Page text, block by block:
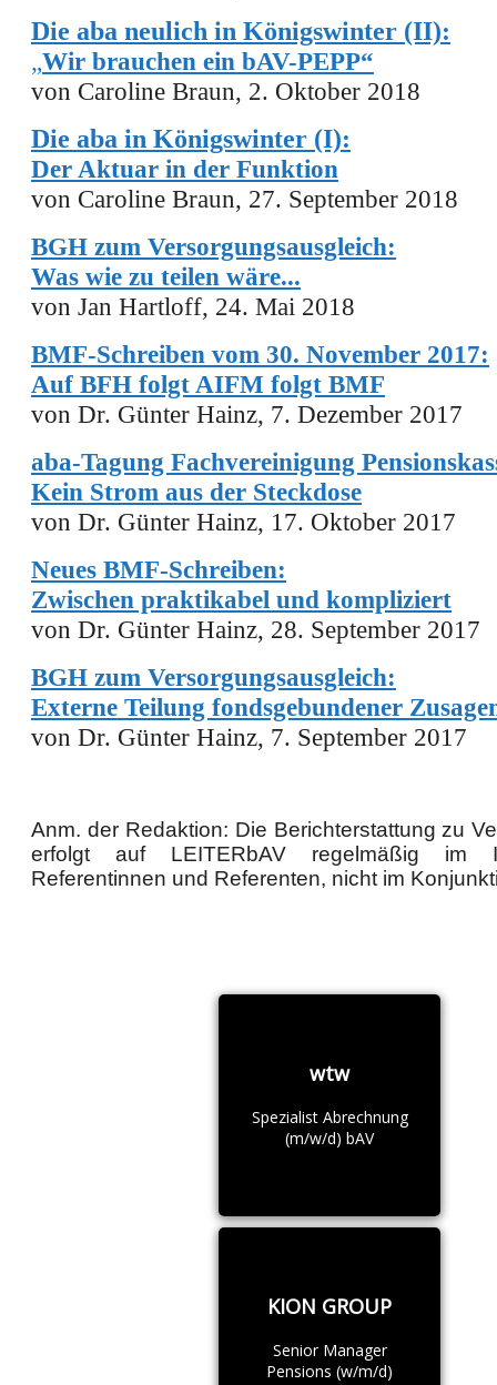
Die aba neulich in Königswinter (II):
„Wir brauchen ein bAV-PEPP“
von Caroline Braun, 2. Oktober 2018
Die aba in Königswinter (I):
Der Aktuar in der Funktion
von Caroline Braun, 27. September 2018
BGH zum Versorgungsausgleich:
Was wie zu teilen wäre...
von Jan Hartloff, 24. Mai 2018
BMF-Schreiben vom 30. November 2017:
Auf BFH folgt AIFM folgt BMF
von Dr. Günter Hainz, 7. Dezember 2017
aba-Tagung Fachvereinigung
Kein Strom aus der Steckdose
von Dr. Günter Hainz, 17. Oktober 2017
Neues BMF-Schreiben:
Zwischen praktikabel und kompliziert
von Dr. Günter Hainz, 28. September 2017
BGH zum Versorgungsausgleich:
Externe Teilung fondsgebundener
von Dr. Günter Hainz, 7. September 2017
Anm. der Redaktion: Die Berichterstattung zu
erfolgt auf LEITERbAV regelmäßig im
Referentinnen und Referenten, nicht im
wtw
Spezialist Abrechnung
(m/w/d) bAV
KION GROUP
Senior Manager
Pensions (w/m/d)